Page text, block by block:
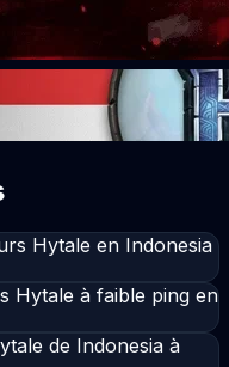
Hytale en Indonesia
Hytale à faible ping en
de Indonesia à